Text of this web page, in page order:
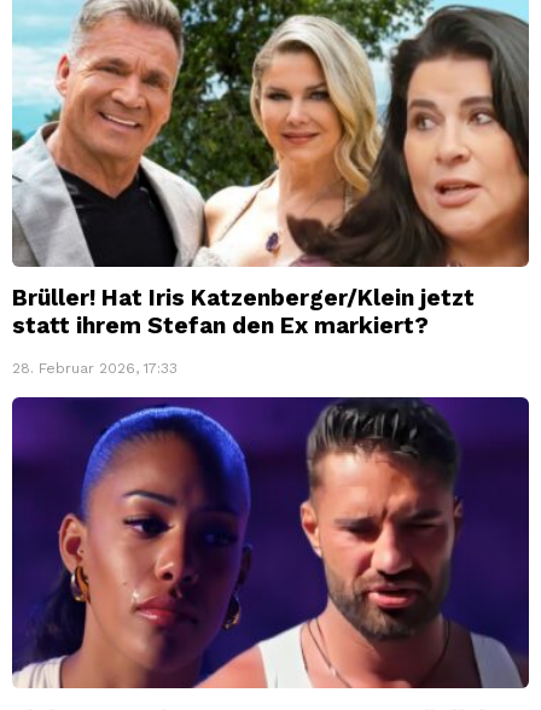
Brüller! Hat Iris Katzenberger/Klein jetzt
statt ihrem Stefan den Ex markiert?
28. Februar 2026, 17:33